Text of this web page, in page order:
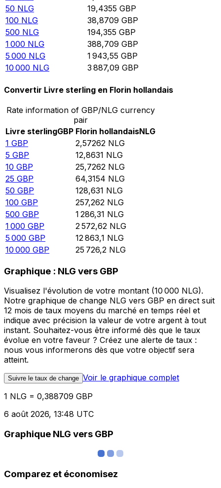
50 NLG 19,4355 GBP
100 NLG 38,8709 GBP
500 NLG 194,355 GBP
1 000 NLG 388,709 GBP
5 000 NLG 1 943,55 GBP
10 000 NLG 3 887,09 GBP
Convertir Livre sterling en Florin hollandais
Rate information of GBP/NLG currency
pair
Livre sterlingGBP Florin hollandaisNLG
1 GBP 2,57262 NLG
5 GBP 12,8631 NLG
10 GBP 25,7262 NLG
25 GBP 64,3154 NLG
50 GBP 128,631 NLG
100 GBP 257,262 NLG
500 GBP 1 286,31 NLG
1 000 GBP 2 572,62 NLG
5 000 GBP 12 863,1 NLG
10 000 GBP 25 726,2 NLG
Graphique : NLG vers GBP
Visualisez l'évolution de votre montant (10 000 NLG).
Notre graphique de change NLG vers GBP en direct suit
12 mois de taux moyens du marché en temps réel et
indique avec précision la valeur de votre argent à tout
instant. Souhaitez-vous être informé dès que le taux
évolue en votre faveur ? Créez une alerte de taux :
nous vous informerons dès que votre objectif sera
atteint.
Suivre le taux de change Voir le graphique complet
1 NLG = 0,388709 GBP
6 août 2026, 13:48 UTC
Graphique NLG vers GBP
Comparez et économisez